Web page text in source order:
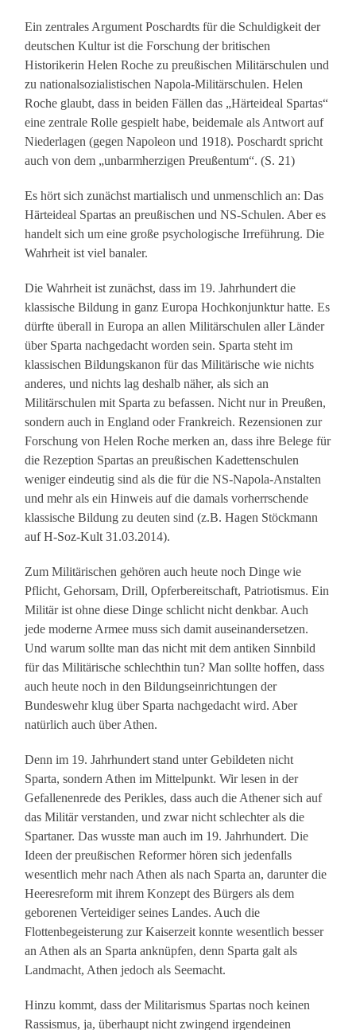
Ein zentrales Argument Poschardts für die Schuldigkeit der
deutschen Kultur ist die Forschung der britischen
Historikerin Helen Roche zu preußischen Militärschulen und
zu nationalsozialistischen Napola-Militärschulen. Helen
Roche glaubt, dass in beiden Fällen das „Härteideal Spartas“
eine zentrale Rolle gespielt habe, beidemale als Antwort auf
Niederlagen (gegen Napoleon und 1918). Poschardt spricht
auch von dem „unbarmherzigen Preußentum“. (S. 21)
Es hört sich zunächst martialisch und unmenschlich an: Das
Härteideal Spartas an preußischen und NS-Schulen. Aber es
handelt sich um eine große psychologische Irreführung. Die
Wahrheit ist viel banaler.
Die Wahrheit ist zunächst, dass im 19. Jahrhundert die
klassische Bildung in ganz Europa Hochkonjunktur hatte. Es
dürfte überall in Europa an allen Militärschulen aller Länder
über Sparta nachgedacht worden sein. Sparta steht im
klassischen Bildungskanon für das Militärische wie nichts
anderes, und nichts lag deshalb näher, als sich an
Militärschulen mit Sparta zu befassen. Nicht nur in Preußen,
sondern auch in England oder Frankreich. Rezensionen zur
Forschung von Helen Roche merken an, dass ihre Belege für
die Rezeption Spartas an preußischen Kadettenschulen
weniger eindeutig sind als die für die NS-Napola-Anstalten
und mehr als ein Hinweis auf die damals vorherrschende
klassische Bildung zu deuten sind (z.B. Hagen Stöckmann
auf H-Soz-Kult 31.03.2014).
Zum Militärischen gehören auch heute noch Dinge wie
Pflicht, Gehorsam, Drill, Opferbereitschaft, Patriotismus. Ein
Militär ist ohne diese Dinge schlicht nicht denkbar. Auch
jede moderne Armee muss sich damit auseinandersetzen.
Und warum sollte man das nicht mit dem antiken Sinnbild
für das Militärische schlechthin tun? Man sollte hoffen, dass
auch heute noch in den Bildungseinrichtungen der
Bundeswehr klug über Sparta nachgedacht wird. Aber
natürlich auch über Athen.
Denn im 19. Jahrhundert stand unter Gebildeten nicht
Sparta, sondern Athen im Mittelpunkt. Wir lesen in der
Gefallenenrede des Perikles, dass auch die Athener sich auf
das Militär verstanden, und zwar nicht schlechter als die
Spartaner. Das wusste man auch im 19. Jahrhundert. Die
Ideen der preußischen Reformer hören sich jedenfalls
wesentlich mehr nach Athen als nach Sparta an, darunter die
Heeresreform mit ihrem Konzept des Bürgers als dem
geborenen Verteidiger seines Landes. Auch die
Flottenbegeisterung zur Kaiserzeit konnte wesentlich besser
an Athen als an Sparta anknüpfen, denn Sparta galt als
Landmacht, Athen jedoch als Seemacht.
Hinzu kommt, dass der Militarismus Spartas noch keinen
Rassismus, ja, überhaupt nicht zwingend irgendeinen